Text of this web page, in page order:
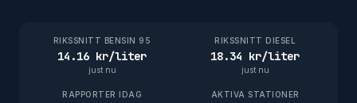
RIKSSNITT BENSIN 95
14.16 kr/liter
just nu
RIKSSNITT DIESEL
18.34 kr/liter
just nu
RAPPORTER IDAG AKTIVA STATIONER